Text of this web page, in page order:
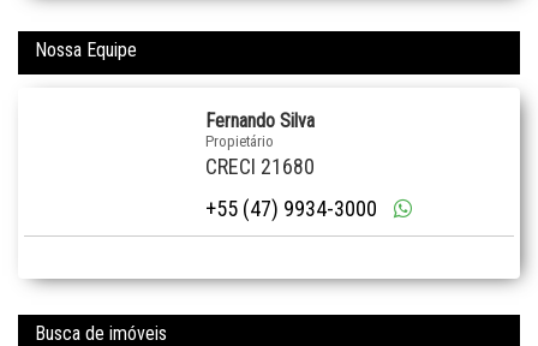
Nossa Equipe
Fernando Silva
Propietário
CRECI 21680
+55 (47) 9934-3000
Busca de imóveis